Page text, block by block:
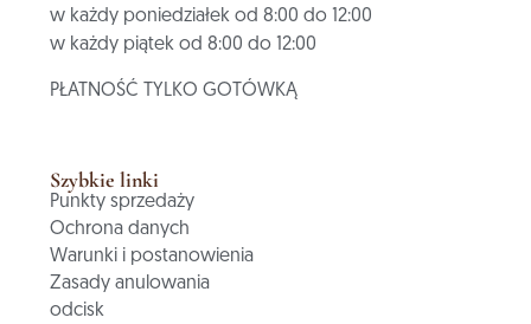
w każdy poniedziałek od 8:00 do 12:00
w każdy piątek od 8:00 do 12:00
PŁATNOŚĆ TYLKO GOTÓWKĄ
Szybkie linki
Punkty sprzedaży
Ochrona danych
Warunki i postanowienia
Zasady anulowania
odcisk